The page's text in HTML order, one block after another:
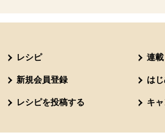
レシピ 連
新規会員登録 は
レシピを投稿する キ